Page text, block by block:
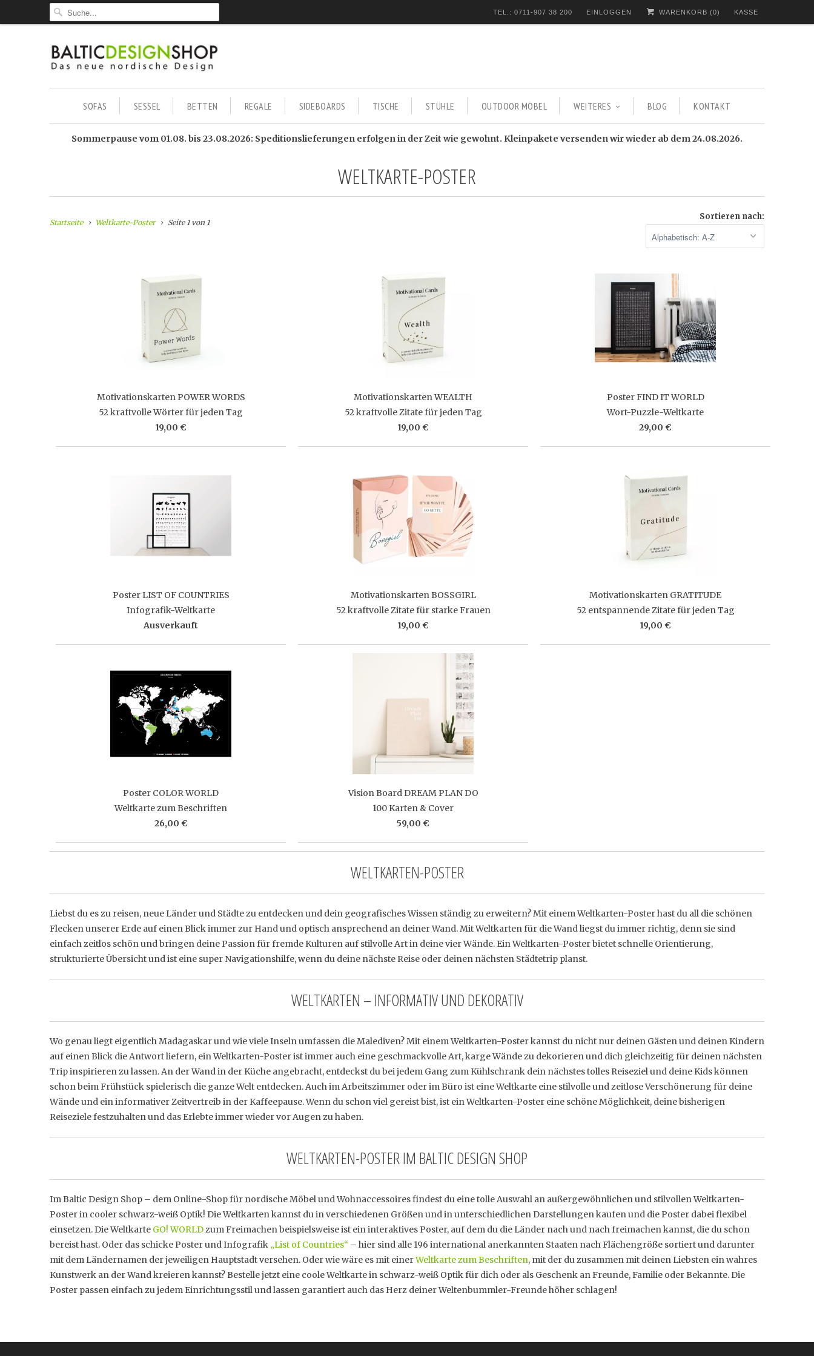
TEL.: 0711-907 38 200 EINLOGGEN WARENKORB (0) KASSE
SOFAS SESSEL BETTEN REGALE SIDEBOARDS TISCHE STÜHLE OUTDOOR MÖBEL WEITERES BLOG KONTAKT
Sommerpause vom 01.08. bis 23.08.2026: Speditionslieferungen erfolgen in der Zeit wie gewohnt. Kleinpakete versenden wir wieder ab dem 24.08.2026.
WELTKARTE-POSTER
Startseite Weltkarte-Poster Seite 1 von 1
Sortieren nach:
Motivationskarten POWER WORDS
52 kraftvolle Wörter für jeden Tag
19,00 €
Motivationskarten WEALTH
52 kraftvolle Zitate für jeden Tag
19,00 €
Poster FIND IT WORLD
Wort-Puzzle-Weltkarte
29,00 €
Poster LIST OF COUNTRIES
Infografik-Weltkarte
Ausverkauft
Motivationskarten BOSSGIRL
52 kraftvolle Zitate für starke Frauen
19,00 €
Motivationskarten GRATITUDE
52 entspannende Zitate für jeden Tag
19,00 €
Poster COLOR WORLD
Weltkarte zum Beschriften
26,00 €
Vision Board DREAM PLAN DO
100 Karten & Cover
59,00 €
WELTKARTEN-POSTER
Liebst du es zu reisen, neue Länder und Städte zu entdecken und dein geografisches Wissen ständig zu erweitern? Mit einem Weltkarten-Poster hast du all die schönen
Flecken unserer Erde auf einen Blick immer zur Hand und optisch ansprechend an deiner Wand. Mit Weltkarten für die Wand liegst du immer richtig, denn sie sind
einfach zeitlos schön und bringen deine Passion für fremde Kulturen auf stilvolle Art in deine vier Wände. Ein Weltkarten-Poster bietet schnelle Orientierung,
strukturierte Übersicht und ist eine super Navigationshilfe, wenn du deine nächste Reise oder deinen nächsten Städtetrip planst.
WELTKARTEN – INFORMATIV UND DEKORATIV
Wo genau liegt eigentlich Madagaskar und wie viele Inseln umfassen die Malediven? Mit einem Weltkarten-Poster kannst du nicht nur deinen Gästen und deinen Kindern
auf einen Blick die Antwort liefern, ein Weltkarten-Poster ist immer auch eine geschmackvolle Art, karge Wände zu dekorieren und dich gleichzeitig für deinen nächsten
Trip inspirieren zu lassen. An der Wand in der Küche angebracht, entdeckst du bei jedem Gang zum Kühlschrank dein nächstes tolles Reiseziel und deine Kids können
schon beim Frühstück spielerisch die ganze Welt entdecken. Auch im Arbeitszimmer oder im Büro ist eine Weltkarte eine stilvolle und zeitlose Verschönerung für deine
Wände und ein informativer Zeitvertreib in der Kaffeepause. Wenn du schon viel gereist bist, ist ein Weltkarten-Poster eine schöne Möglichkeit, deine bisherigen
Reiseziele festzuhalten und das Erlebte immer wieder vor Augen zu haben.
WELTKARTEN-POSTER IM BALTIC DESIGN SHOP
Im Baltic Design Shop – dem Online-Shop für nordische Möbel und Wohnaccessoires findest du eine tolle Auswahl an außergewöhnlichen und stilvollen Weltkarten-
Poster in cooler schwarz-weiß Optik! Die Weltkarten kannst du in verschiedenen Größen und in unterschiedlichen Darstellungen kaufen und die Poster dabei flexibel
einsetzen. Die Weltkarte GO! WORLDzum Freimachen beispielsweise ist ein interaktives Poster, auf dem du die Länder nach und nach freimachen kannst, die du schon
bereist hast. Oder das schicke Poster und Infografik „List of Countries“ – hier sind alle 196 international anerkannten Staaten nach Flächengröße sortiert und darunter
mit dem Ländernamen der jeweiligen Hauptstadt versehen. Oder wie wäre es mit einerWeltkarte zum Beschriften, mit der du zusammen mit deinen Liebsten ein wahres
Kunstwerk an der Wand kreieren kannst? Bestelle jetzt eine coole Weltkarte in schwarz-weiß Optik für dich oder als Geschenk an Freunde, Familie oder Bekannte. Die
Poster passen einfach zu jedem Einrichtungsstil und lassen garantiert auch das Herz deiner Weltenbummler-Freunde höher schlagen!